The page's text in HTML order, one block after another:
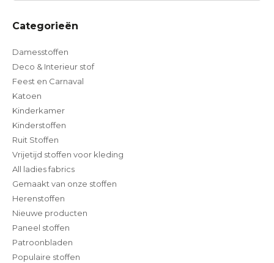
Categorieën
Damesstoffen
Deco & Interieur stof
Feest en Carnaval
Katoen
Kinderkamer
Kinderstoffen
Ruit Stoffen
Vrijetijd stoffen voor kleding
All ladies fabrics
Gemaakt van onze stoffen
Herenstoffen
Nieuwe producten
Paneel stoffen
Patroonbladen
Populaire stoffen